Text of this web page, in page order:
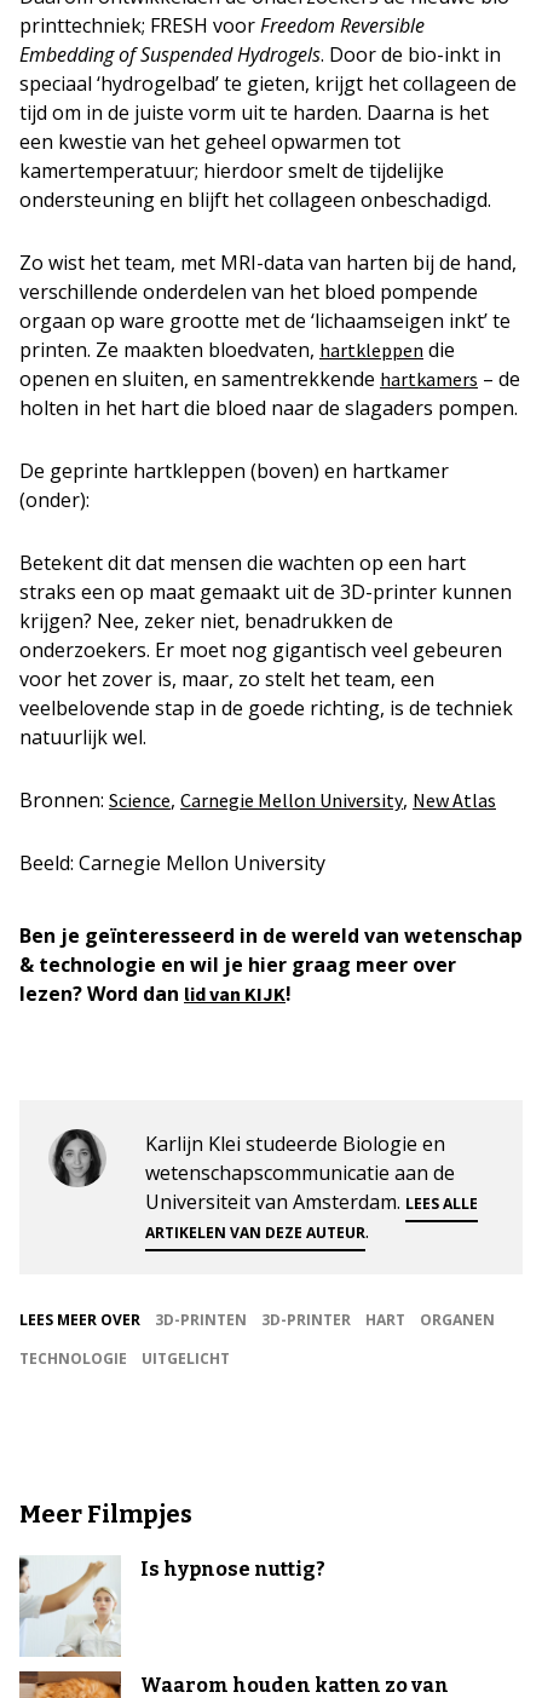
printtechniek; FRESH voorFreedom Reversible
Embedding of Suspended Hydrogels. Door de bio-inkt in
speciaal ‘hydrogelbad’ te gieten, krijgt het collageen de
tijd om in de juiste vorm uit te harden. Daarna is het
een kwestie van het geheel opwarmen tot
kamertemperatuur; hierdoor smelt de tijdelijke
ondersteuning en blijft het collageen onbeschadigd.
Zo wist het team, met MRI-data van harten bij de hand,
verschillende onderdelen van het bloed pompende
orgaan op ware grootte met de ‘lichaamseigen inkt’ te
printen. Ze maakten bloedvaten, hartkleppen die
openen en sluiten, en samentrekkende hartkamers – de
holten in het hart die bloed naar de slagaders pompen.
De geprinte hartkleppen (boven) en hartkamer
(onder):
Betekent dit dat mensen die wachten op een hart
straks een op maat gemaakt uit de 3D-printer kunnen
krijgen? Nee, zeker niet, benadrukken de
onderzoekers. Er moet nog gigantisch veel gebeuren
voor het zover is, maar, zo stelt het team, een
veelbelovende stap in de goede richting, is de techniek
natuurlijk wel.
Bronnen: Science, Carnegie Mellon University, New Atlas
Beeld: Carnegie Mellon University
Ben je geïnteresseerd in de wereld van wetenschap
& technologie en wil je hier graag meer over
lezen? Word dan lid van KIJK!
Karlijn Klei studeerde Biologie en
wetenschapscommunicatie aan de
Universiteit van Amsterdam. LEES ALLE
ARTIKELEN VAN DEZE AUTEUR.
LEES MEER OVER 3D-PRINTEN 3D-PRINTER HART
ORGANEN
TECHNOLOGIE
UITGELICHT
Meer Filmpjes
Is hypnose nuttig?
Waarom houden katten zo van